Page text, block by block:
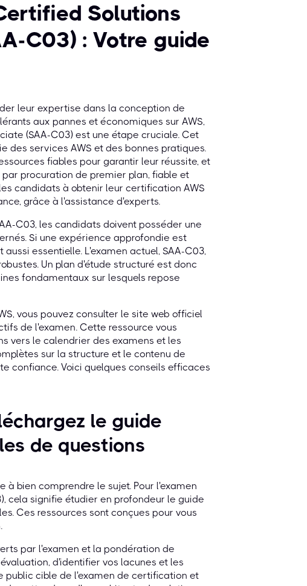
Solutions
C03) : Votre guide
leur expertise dans la conception de
aux pannes et économiques sur AWS,
(SAA-C03) est une étape cruciale. Cet
des services AWS et des bonnes pratiques.
fiables pour garantir leur réussite, et
procuration de premier plan, fiable et
candidats à obtenir leur certification AWS
grâce à l'assistance d'experts.
C03, les candidats doivent posséder une
Si une expérience approfondie est
essentielle. L'examen actuel, SAA-C03,
Un plan d'étude structuré est donc
fondamentaux sur lesquels repose
vous pouvez consulter le site web officiel
de l'examen. Cette ressource vous
vers le calendrier des examens et les
sur la structure et le contenu de
confiance. Voici quelques conseils efficaces
le guide
de questions
bien comprendre le sujet. Pour l'examen
cela signifie étudier en profondeur le guide
Ces ressources sont conçues pour vous
par l'examen et la pondération de
d'identifier vos lacunes et les
public cible de l'examen de certification et